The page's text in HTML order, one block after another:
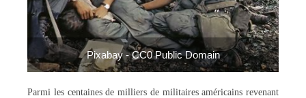
Pixabay - CC0 Public Domain
Parmi les centaines de milliers de militaires américains revenant